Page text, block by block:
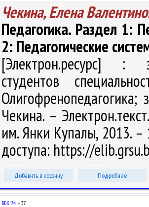
Чекина, Елена
Педагогика. Раздел 1:
2: Педагогические
[Электрон.ресурс] :
студентов
Чекина. –
им. Янки Купалы, 2013. –
доступа: https://
Добавить в корзину Подробнее
ББК 74.Ч37